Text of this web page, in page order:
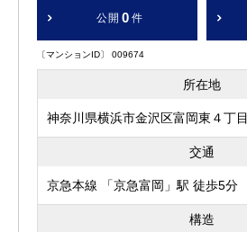
公開 0 件
〔マンションID〕 009674
所在地
神奈川県横浜市金沢区富岡東４丁目
交通
京急本線 「京急富岡」駅 徒歩5分
構造